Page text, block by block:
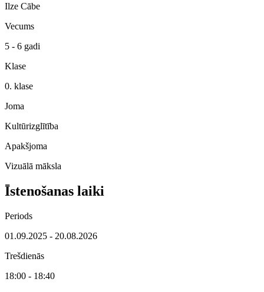
Ilze Cābe
Vecums
5 - 6 gadi
Klase
0. klase
Joma
Kultūrizglītība
Apakšjoma
Vizuālā māksla
Īstenošanas laiki
Periods
01.09.2025 - 20.08.2026
Trešdienās
18:00 - 18:40